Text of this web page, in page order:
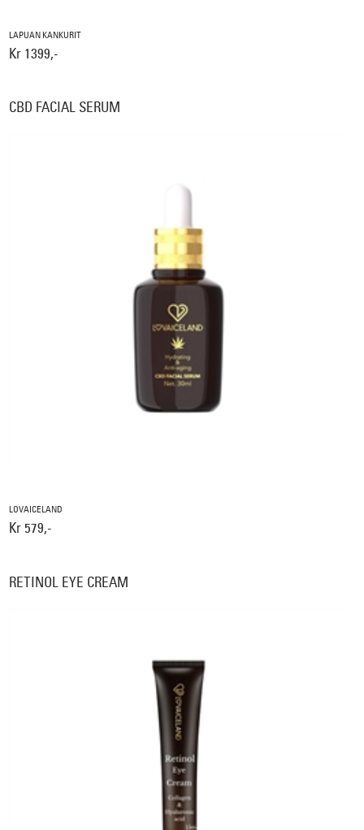
LAPUAN KANKURIT
Kr 1399,-
CBD FACIAL SERUM
LOVAICELAND
Kr 579,-
RETINOL EYE CREAM